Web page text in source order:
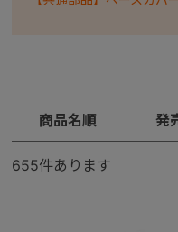
商品名順 発
655件あります